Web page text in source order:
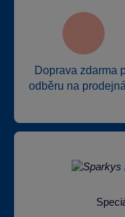
Doprava zdarma
odběru na